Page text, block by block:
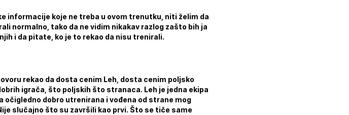
informacije koje ne treba u ovom trenutku, niti želim da
normalno, tako da ne vidim nikakav razlog zašto bih ja
i da pitate, ko je to rekao da nisu trenirali.
rekao da dosta cenim Leh, dosta cenim poljsko
igrača, što poljskih što stranaca. Leh je jedna ekipa
dobro utrenirana i vođena od strane mog
slučajno što su završili kao prvi. Što se tiče same